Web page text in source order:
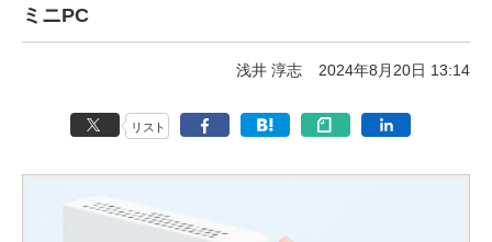
ミニPC
浅井 淳志 2024年8月20日 13:14
リスト